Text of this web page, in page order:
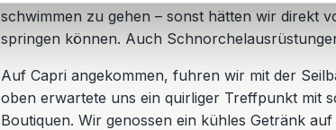
schwimmen zu gehen – sonst hätten wir direkt
springen können. Auch
Auf Capri angekommen, fuhren wir mit der
oben erwartete uns ein quirliger Treffpunkt mit
Boutiquen. Wir genossen ein kühles Getränk